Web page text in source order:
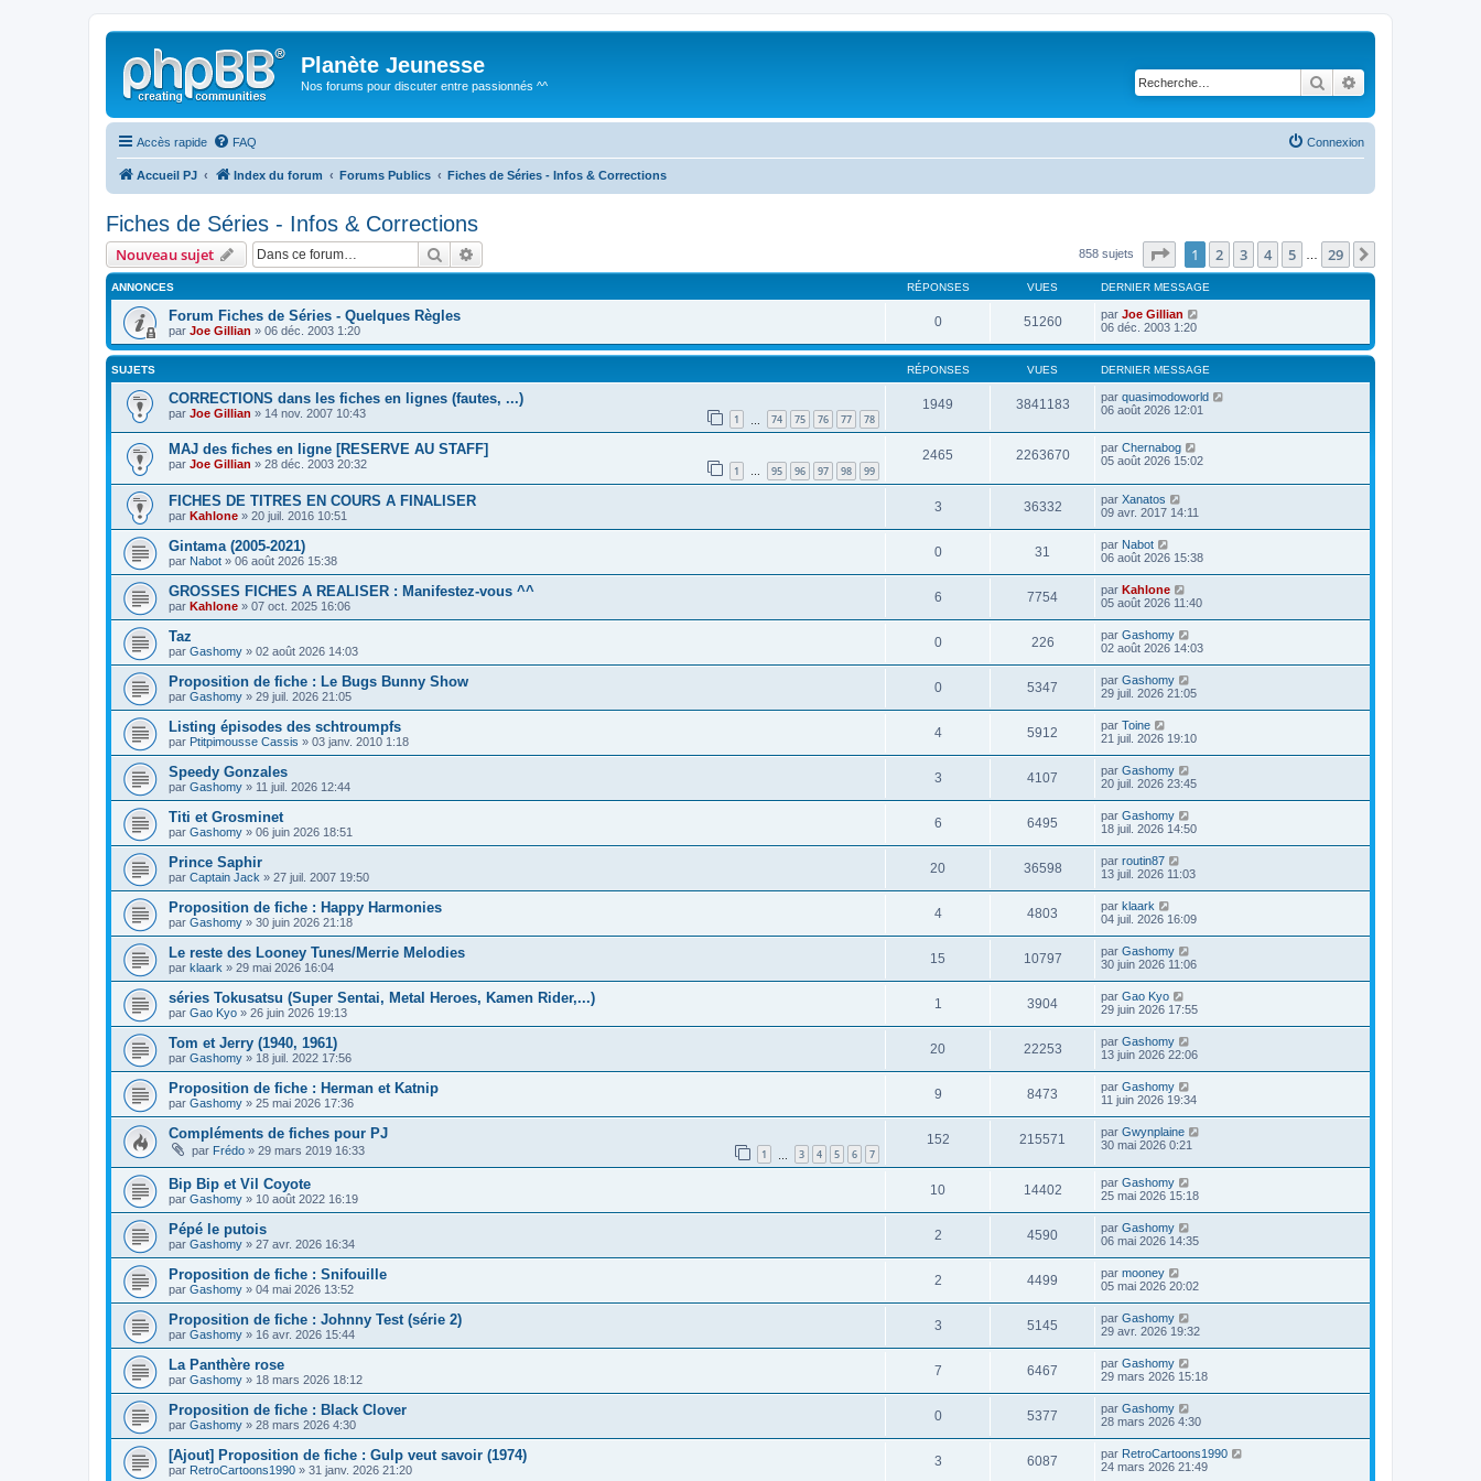
Planète Jeunesse
Nos forums pour discuter entre passionnés ^^ Rechercher
Accès rapide FAQ Connexion
Accueil PJ Index du forum Forums Publics Fiches de Séries - Infos & Corrections
Fiches de Séries - Infos & Corrections
Nouveau sujet Rechercher 858 sujets Page sur29
1 2 3 4 5 29
ANNONCES RÉPONSES VUES DERNIER MESSAGE
Forum Fiches de Séries - Quelques Règles
par Joe Gillian » 06 déc. 2003 1:20
0 51260 par Joe Gillian
06 déc. 2003 1:20
SUJETS RÉPONSES VUES DERNIER MESSAGE
CORRECTIONS dans les fiches en lignes (fautes, ...)
par Joe Gillian » 14 nov. 2007 10:43 1 74 75 76 77 78
1949 3841183 par quasimodoworld
06 août 2026 12:01
MAJ des fiches en ligne [RESERVE AU STAFF]
par Joe Gillian » 28 déc. 2003 20:32 1 … 95 96 97 98 99
2465 2263670 par Chernabog
05 août 2026 15:02
FICHES DE TITRES EN COURS A FINALISER
par Kahlone » 20 juil. 2016 10:51
3 36332 par Xanatos
09 avr. 2017 14:11
Gintama (2005-2021)
par Nabot » 06 août 2026 15:38
0 31 par Nabot
06 août 2026 15:38
GROSSES FICHES A REALISER : Manifestez-vous ^^
par Kahlone » 07 oct. 2025 16:06
6 7754 par Kahlone
05 août 2026 11:40
Taz
par Gashomy » 02 août 2026 14:03
0 226 par Gashomy
02 août 2026 14:03
Proposition de fiche : Le Bugs Bunny Show
par Gashomy » 29 juil. 2026 21:05
0 5347 par Gashomy
29 juil. 2026 21:05
Listing épisodes des schtroumpfs
par Ptitpimousse Cassis » 03 janv. 2010 1:18
4 5912 par Toine
21 juil. 2026 19:10
Speedy Gonzales
par Gashomy » 11 juil. 2026 12:44
3 4107 par Gashomy
20 juil. 2026 23:45
Titi et Grosminet
par Gashomy » 06 juin 2026 18:51
6 6495 par Gashomy
18 juil. 2026 14:50
Prince Saphir
par Captain Jack » 27 juil. 2007 19:50
20 36598 par routin87
13 juil. 2026 11:03
Proposition de fiche : Happy Harmonies
par Gashomy » 30 juin 2026 21:18
4 4803 par klaark
04 juil. 2026 16:09
Le reste des Looney Tunes/Merrie Melodies
par klaark » 29 mai 2026 16:04
15 10797 par Gashomy
30 juin 2026 11:06
séries Tokusatsu (Super Sentai, Metal Heroes, Kamen Rider,...)
par Gao Kyo » 26 juin 2026 19:13
1 3904 par Gao Kyo
29 juin 2026 17:55
Tom et Jerry (1940, 1961)
par Gashomy » 18 juil. 2022 17:56
20 22253 par Gashomy
13 juin 2026 22:06
Proposition de fiche : Herman et Katnip
par Gashomy » 25 mai 2026 17:36
9 8473 par Gashomy
11 juin 2026 19:34
Compléments de fiches pour PJ
par Frédo » 29 mars 2019 16:33 1 3 4 5 6 7
152 215571 par Gwynplaine
30 mai 2026 0:21
Bip Bip et Vil Coyote
par Gashomy » 10 août 2022 16:19
10 14402 par Gashomy
25 mai 2026 15:18
Pépé le putois
par Gashomy » 27 avr. 2026 16:34
2 4590 par Gashomy
06 mai 2026 14:35
Proposition de fiche : Snifouille
par Gashomy » 04 mai 2026 13:52
2 4499 par mooney
05 mai 2026 20:02
Proposition de fiche : Johnny Test (série 2)
par Gashomy » 16 avr. 2026 15:44
3 5145 par Gashomy
29 avr. 2026 19:32
La Panthère rose
par Gashomy » 18 mars 2026 18:12
7 6467 par Gashomy
29 mars 2026 15:18
Proposition de fiche : Black Clover
par Gashomy » 28 mars 2026 4:30
0 5377 par Gashomy
28 mars 2026 4:30
[Ajout] Proposition de fiche : Gulp veut savoir (1974)
par RetroCartoons1990 » 31 janv. 2026 21:20
3 6087 par RetroCartoons1990
24 mars 2026 21:49